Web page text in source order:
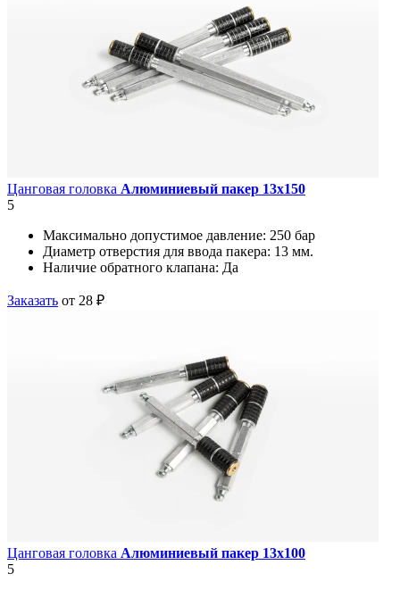
Цанговая головка Алюминиевый пакер 13х150
5
Максимально допустимое давление: 250 бар
Диаметр отверстия для ввода пакера: 13 мм.
Наличие обратного клапана: Да
Заказать от 28 ₽
Цанговая головка Алюминиевый пакер 13х100
5